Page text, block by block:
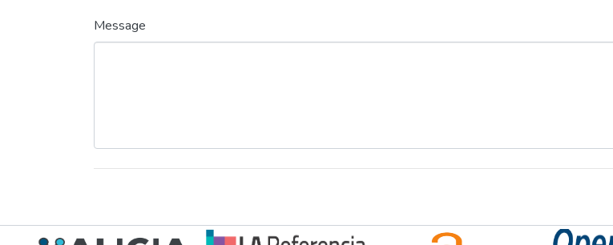
Message